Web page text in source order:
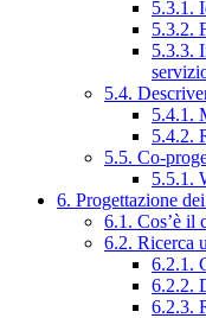
5.3.1.
5.3.2.
5.3.3.
5.4.
5.4.1.
5.4.2.
5.5. Co-
5.5.1.
6. Progettazione
6.1. Cos’è il
6.2. Ricerca
6.2.1.
6.2.2.
6.2.3.